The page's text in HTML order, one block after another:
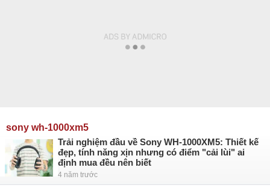
sony wh-1000xm5
Trải nghiệm đầu về Sony WH-1000XM5: Thiết kế
đẹp, tính năng xịn nhưng có điểm "cải lùi" ai
định mua đều nên biết
4 năm trước